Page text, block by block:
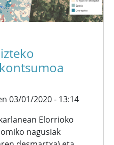
03/01/2020 - 13:14
Elorrioko
nagusiak